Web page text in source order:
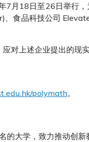
7月18日至26日举行
食品科技公司
对上述企业提出的现实
polymath。
大学，致力推动创